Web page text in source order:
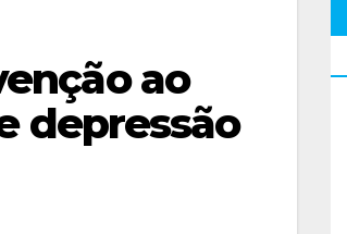
ao
depressão